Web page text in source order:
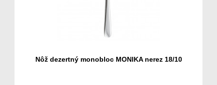
Nôž dezertný monobloc MONIKA nerez 18/10